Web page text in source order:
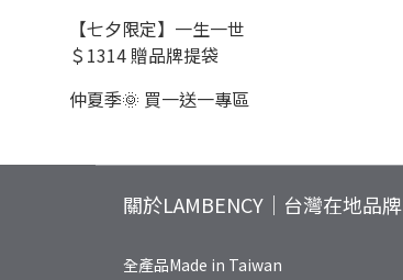
【七夕限定】一生一世
＄1314 贈品牌提袋
仲夏季🌞 買一送一專區
關於LAMBENCY｜台灣在地品牌
全產品Made in Taiwan